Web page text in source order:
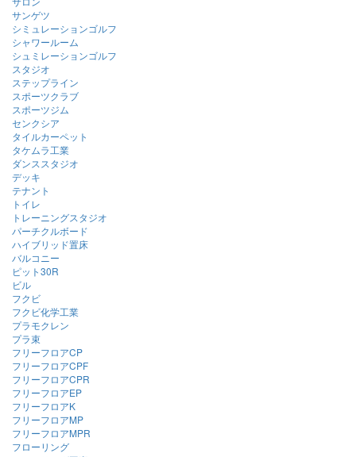
サンゲツ
シミュレーションゴルフ
シャワールーム
シュミレーションゴルフ
スタジオ
ステップライン
スポーツクラブ
スポーツジム
センクシア
タイルカーペット
タケムラ工業
ダンススタジオ
デッキ
テナント
トイレ
トレーニングスタジオ
パーチクルボード
ハイブリッド置床
バルコニー
ピット30R
ビル
フクビ
フクビ化学工業
プラモクレン
プラ束
フリーフロアCP
フリーフロアCPF
フリーフロアCPR
フリーフロアEP
フリーフロアK
フリーフロアMP
フリーフロアMPR
フローリング